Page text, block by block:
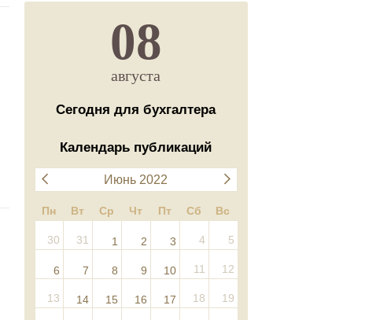
08
августа
Сегодня для бухгалтера
Календарь публикаций
Июнь 2022
Пн Вт Ср Чт Пт Сб Вс
30 31 1 2 3 4 5
6 7 8 9 10 11 12
13 14 15 16 17 18 19